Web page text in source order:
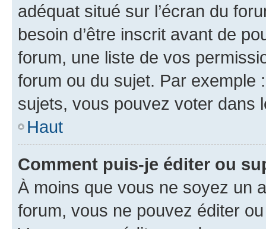
adéquat situé sur l’écran du
besoin d’être inscrit avant de
forum, une liste de vos
forum ou du sujet. Par exemple
sujets, vous pouvez voter dans
Haut
Comment puis-je éditer ou
À moins que vous ne soyez un
forum, vous ne pouvez éditer